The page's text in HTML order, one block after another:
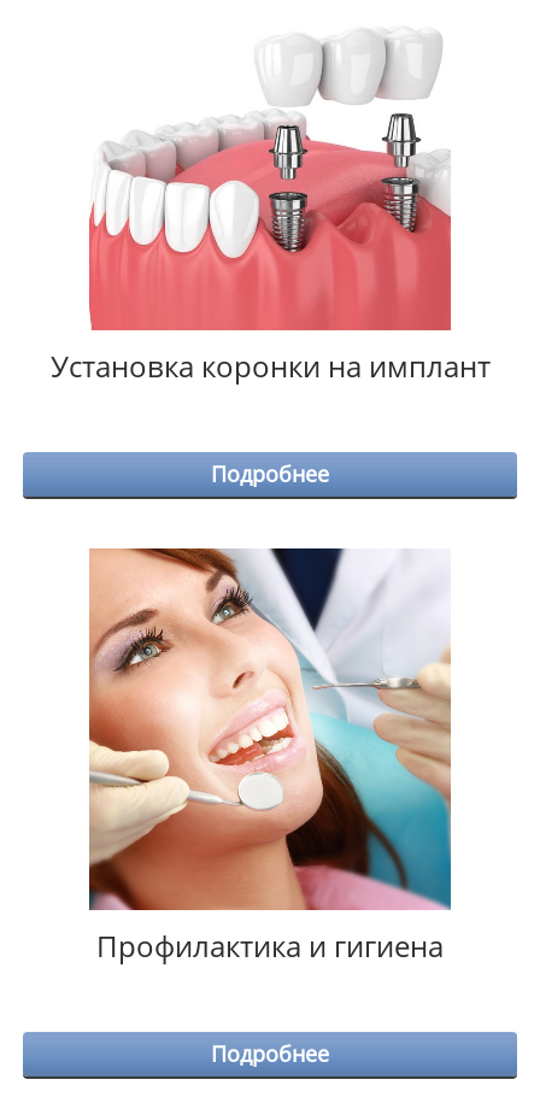
Установка коронки на имплант
Подробнее
Профилактика и гигиена
Подробнее